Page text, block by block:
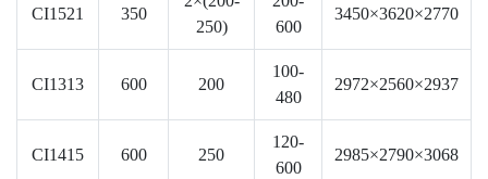
CI1521 350
250)
600
3450×3620×2770
CI1313 600 200
100-
480
2972×2560×2937
CI1415 600 250
120-
600
2985×2790×3068